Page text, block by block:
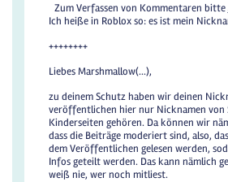
Zum Verfassen von Kommentaren bitte
Ich heiße in Roblox so: es ist mein
++++++++
Liebes Marshmallow(...),
zu deinem Schutz haben wir deinen
veröffentlichen hier nur Nicknamen von
Kinderseiten gehören. Da können wir
dass die Beiträge moderiert sind, also,
dem Veröffentlichen gelesen werden,
Infos geteilt werden. Das kann nämlich
weiß nie, wer noch mitliest.